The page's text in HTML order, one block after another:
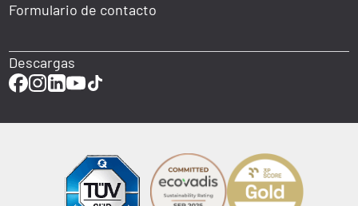
Formulario de contacto
Descargas